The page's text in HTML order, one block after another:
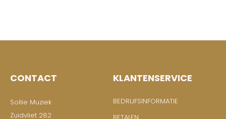
CONTACT
Sollie Muziek
Zuidvliet 282
KLANTENSERVICE
BEDRIJFSINFORMATIE